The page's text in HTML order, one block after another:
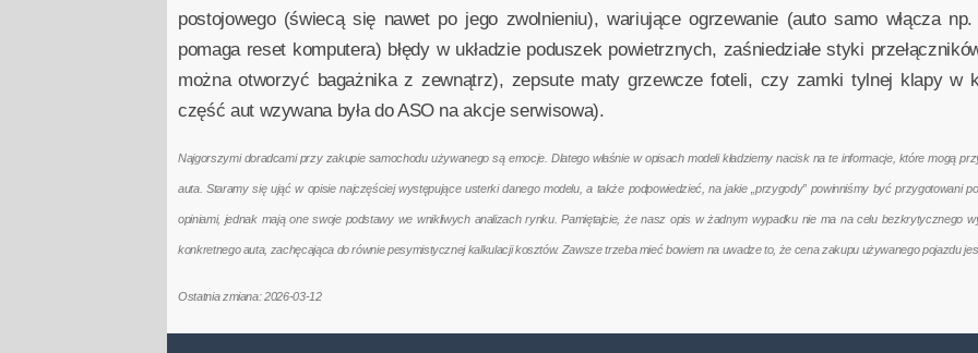
postojowego (świecą się nawet po jego zwolnieniu), wariujące ogrzewanie (auto samo włącza
pomaga reset komputera) błędy w układzie poduszek powietrznych, zaśniedziałe styki
można otworzyć bagażnika z zewnątrz), zepsute maty grzewcze foteli, czy zamki tylnej klapy w
część aut wzywana była do ASO na akcje serwisowa).
Najgorszymi doradcami przy zakupie samochodu używanego są emocje. Dlatego właśnie w opisach modeli kładziemy nacisk na te informacje, które mogą
auta. Staramy się ująć w opisie najczęściej występujące usterki danego modelu, a także podpowiedzieć, na jakie „przygody” powinniśmy być
opiniami, jednak mają one swoje podstawy we wnikliwych analizach rynku. Pamiętajcie, że nasz opis w żadnym wypadku nie ma na celu bezkrytycznego
konkretnego auta, zachęcająca do równie pesymistycznej kalkulacji kosztów. Zawsze trzeba mieć bowiem na uwadze to, że cena zakupu używanego pojazdu
Ostatnia zmiana: 2026-03-12